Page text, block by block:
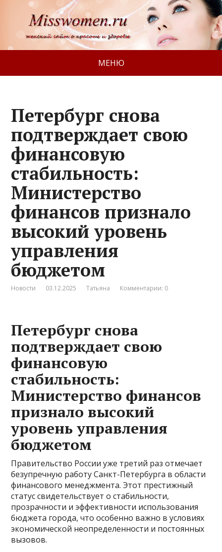
МЕНЮ
Петербург снова
подтверждает свою
финансовую
стабильность:
Министерство
финансов признало
высокий уровень
управления
бюджетом
Новости 03.12.2025 Татьяна Комментарии: 0
Петербург снова
подтверждает свою
финансовую
стабильность:
Министерство финансов
признало высокий
уровень управления
бюджетом
Правительство России уже третий раз отмечает
безупречную работу Санкт-Петербурга в области
финансового менеджмента. Этот престижный
статус свидетельствует о стабильности,
прозрачности и эффективности использования
бюджета города, что особенно важно в условиях
экономической неопределенности и постоянных
вызовов.